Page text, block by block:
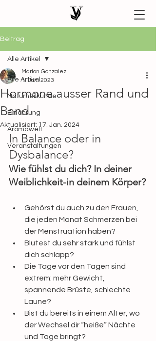
Beitrag
Alle Artikel
Naturheilkunde
Ernährung
Aromawelt
Veranstaltungen
Alle Artikel
Hormone ausser Rand und
Band
Marion Gonzalez
1. Juni 2023
Aktualisiert: 17. Jan. 2024
In Balance oder in
Dysbalance?
Wie fühlst du dich? In deiner
Weiblichkeit-in deinem Körper?
Gehörst du auch zu den Frauen,
die jeden Monat Schmerzen bei
der Menstruation haben?
Blutest du sehr stark und fühlst
dich schlapp?
Die Tage vor den Tagen sind
extrem: mehr Gewicht,
spannende Brüste, schlechte
Laune?
Bist du bereits in einem Alter, wo
der Wechsel dir “heiße” Nächte
und Tage bringt?